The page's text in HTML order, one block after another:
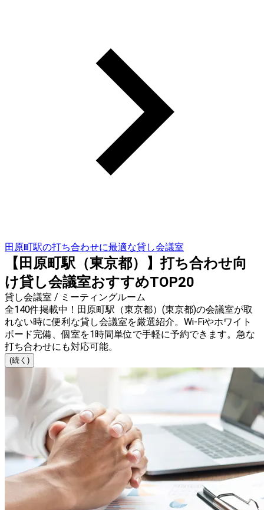
田原町駅の打ち合わせに最適な貸し会議室
【田原町駅（東京都）】打ち合わせ向
け貸し会議室おすすめTOP20
貸し会議室 / ミーティングルーム
全140件掲載中！田原町駅（東京都）(東京都)の会議室が取
れない時に便利な貸し会議室を厳選紹介。Wi-Fiやホワイト
ボード完備、個室を1時間単位で手軽に予約できます。急な
打ち合わせにも対応可能。
(続く)